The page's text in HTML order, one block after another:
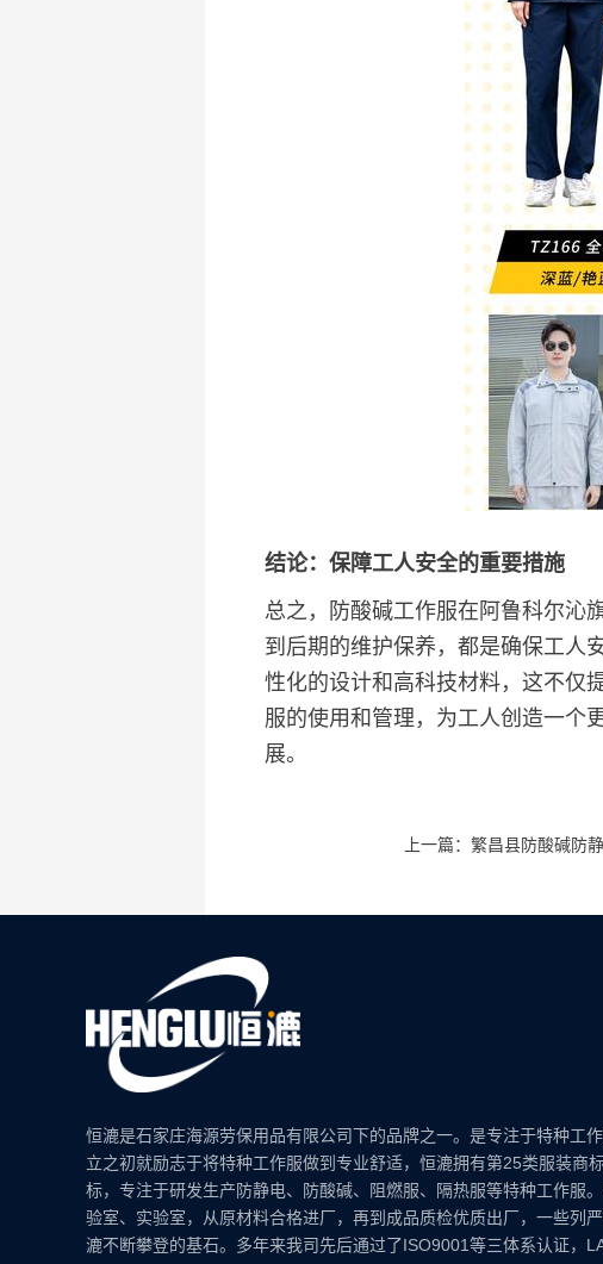
结论：保障工人安全的重要措施
总之，防酸碱工作服在阿鲁科尔沁
到后期的维护保养，都是确保工人
性化的设计和高科技材料，这不仅
服的使用和管理，为工人创造一个
展。
上一篇：繁昌县防酸碱防
恒漉是石家庄海源劳保用品有限公司下的品牌之一。是专注于特种工
立之初就励志于将特种工作服做到专业舒适，恒漉拥有第25类服装商
标，专注于研发生产防静电、防酸碱、阻燃服、隔热服等特种工作服
验室、实验室，从原材料合格进厂，再到成品质检优质出厂，一些列
漉不断攀登的基石。多年来我司先后通过了ISO9001等三体系认证，LA